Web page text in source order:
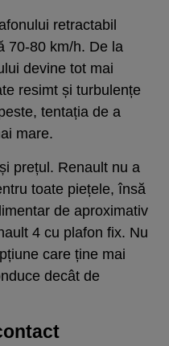
retractabil
70-80 km/h. De la
devine tot mai
resimt și turbulențe
tentația de a
mare.
prețul. Renault nu a
toate piețele, însă
de aproximativ
4 cu plafon fix. Nu
care ține mai
decât de